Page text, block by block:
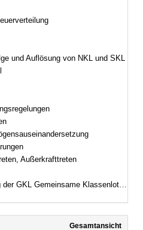
und Auflösung von NKL und SKL
Außerkrafttreten
Gemeinsame Klassenlotterie der Länder
Gesamtansicht